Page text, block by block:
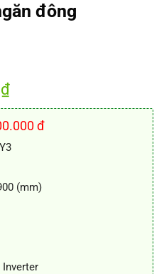
đông
₫Giá
tại
13.650.000 ₫.
đ
(mm)